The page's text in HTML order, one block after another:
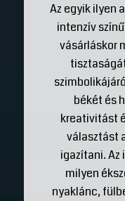
Az egyik ilyen
intenzív
vásárláskor
békét és
kreativitást
választást
igazítani. Az
milyen
nyaklánc,